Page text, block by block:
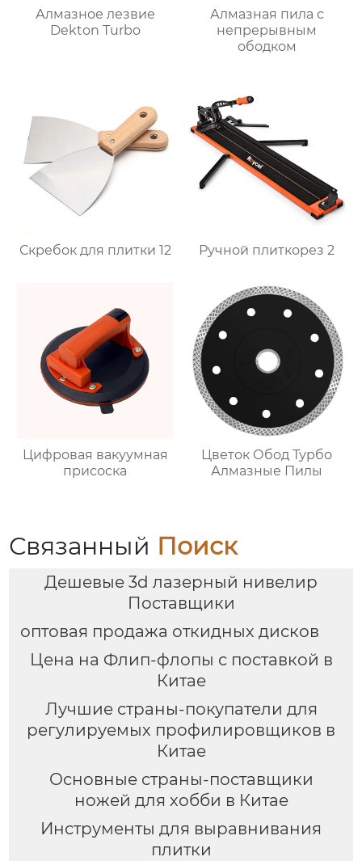
Алмазное лезвие
Dekton Turbo
Алмазная пила с
непрерывным
ободком
Скребок для плитки 12 Ручной плиткорез 2
Цифровая вакуумная
присоска
Цветок Обод Турбо
Алмазные Пилы
Связанный Поиск
Дешевые 3d лазерный нивелир
Поставщики
оптовая продажа откидных дисков
Цена на Флип-флопы с поставкой в
Китае
Лучшие страны-покупатели для
регулируемых профилировщиков в
Китае
Основные страны-поставщики
ножей для хобби в Китае
Инструменты для выравнивания
плитки